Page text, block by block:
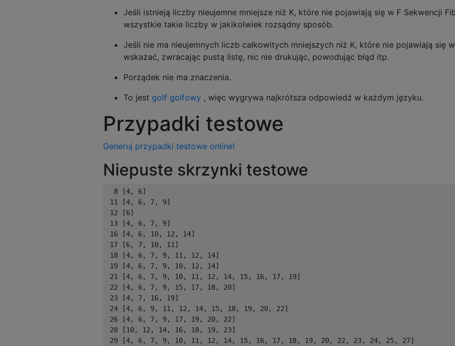
Jeśli istnieją liczby nieujemne mniejsze niż K, które nie pojawiają się w F Sekwencji
wszystkie takie liczby w jakikolwiek rozsądny sposób.
Jeśli nie ma nieujemnych liczb całkowitych mniejszych niż K, które nie pojawiają
wskazać, zwracając pustą listę, nic nie drukując, powodując błąd itp.
Porządek nie ma znaczenia.
To jest golf golfowy , więc wygrywa najkrótsza odpowiedź w każdym języku.
Przypadki testowe
Generuj przypadki testowe online!
Niepuste skrzynki testowe
  8 [4, 6]
11 [4, 6, 7, 9]
12 [6]
13 [4, 6, 7, 9]
16 [4, 6, 10, 12, 14]
17 [6, 7, 10, 11]
18 [4, 6, 7, 9, 11, 12, 14]
19 [4, 6, 7, 9, 10, 12, 14]
21 [4, 6, 7, 9, 10, 11, 12, 14, 15, 16, 17, 19]
22 [4, 6, 7, 9, 15, 17, 18, 20]
23 [4, 7, 16, 19]
24 [4, 6, 9, 11, 12, 14, 15, 18, 19, 20, 22]
26 [4, 6, 7, 9, 17, 19, 20, 22]
28 [10, 12, 14, 16, 18, 19, 23]
29 [4, 6, 7, 9, 10, 11, 12, 14, 15, 16, 17, 18, 19, 20, 22, 23, 24, 25, 27]